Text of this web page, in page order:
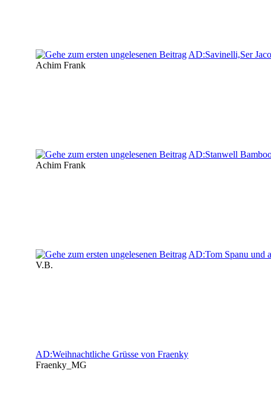
AD:Savinelli,Ser
Achim Frank
AD:Stanwell
Achim Frank
AD:Tom Spanu und
V.B.
AD:Weihnachtliche Grüsse von Fraenky
Fraenky_MG